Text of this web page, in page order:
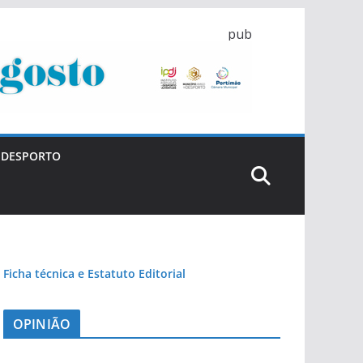
pub
DESPORTO
Ficha técnica e Estatuto Editorial
OPINIÃO